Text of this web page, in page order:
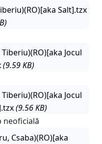
Salt].tzx
Jocul
(9.59 KB)
Jocul
(9.56 KB)
neoficială
Csaba)(RO)[aka